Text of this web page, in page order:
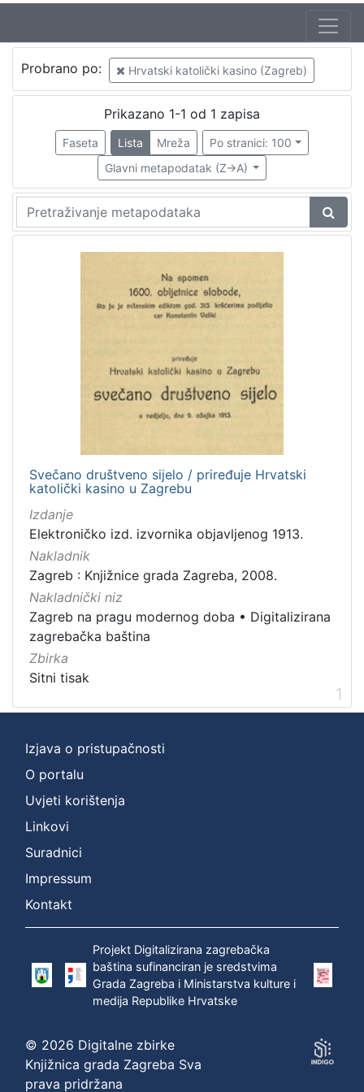
Mjesto
izdanja
Zagreb
1
Nakladnička
Zagreb na pragu modernog doba
Digitalizirana zagrebačka baština
sitni tisak
Zbirka
Sitni tisak
1
Probrano po: Hrvatski katolički kasino (Zagreb)
Prikazano 1-1 od 1 zapisa
Faseta Lista Mreža
Po stranici: 100
Glavni metapodatak (Z->A)
Svečano društveno sijelo / priređuje Hrvatski
katolički kasino u Zagrebu
Izdanje
Elektroničko izd. izvornika objavljenog 1913.
Nakladnik
Zagreb : Knjižnice grada Zagreba, 2008.
Nakladnički niz
Zagreb na pragu modernog doba • Digitalizirana
zagrebačka baština
Zbirka
Sitni tisak
1
Izjava o pristupačnosti
O portalu
Uvjeti korištenja
Linkovi
Suradnici
Impressum
Kontakt
Projekt Digitalizirana zagrebačka
baština sufinanciran je sredstvima
Grada Zagreba i Ministarstva kulture i
medija Republike Hrvatske
© 2026 Digitalne zbirke
Knjižnica grada Zagreba Sva
prava pridržana